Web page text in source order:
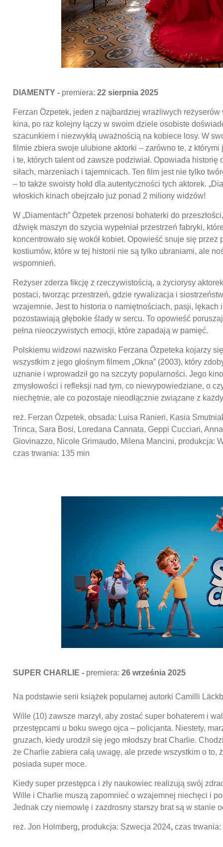
DIAMENTY - premiera: 22 sierpnia 2025
Ferzan Özpetek, jeden z najbardziej wrażliwych reżyserów
kina, po raz kolejny łączy w swoim dziele osobiste
szacunkiem i niezwykłą uważnością na kobiece losy. W
filmie zbiera swoje ulubione aktorki – zarówno te, z którymi
i te, których talent od zawsze podziwiał. Opowiada historię
siłach, marzeniach i tajemnicach. Ten film jest nie tylko
– to także swoisty hołd dla autentyczności tych aktorek.
włoskich kinach obejrzało już ponad 2 miliony widzów!
W „Diamentach” Özpetek przenosi bohaterki do
dźwięk maszyn do szycia wypełniał przestrzeń fabryki,
koncentrowało się wokół kobiet. Opowieść snuje się przez
kostiumów, które w tej historii nie są tylko ubraniami, ale
wspomnień.
Reżyser zderza fikcję z rzeczywistością, a życiorysy
postaci, tworząc przestrzeń, gdzie rywalizacja i
wzajemnie. Jest to historia o namiętnościach, pasji, lękach
pozostawiają głębokie ślady w sercu. To opowieść
pełna nieoczywistych emocji, które zapadają w pamięć.
Polskiemu widzowi nazwisko Ferzana Özpeteka kojarzy
wszystkim z jego głośnym filmem „Okna” (2003), który
uznanie i wprowadził go na szczyty popularności. Jego
zmysłowości i refleksji nad tym, co niewypowiedziane, o
niechętnie, ale co pozostaje nieodłącznie związane z
reż. Ferzan Özpetek, obsada: Luisa Ranieri, Kasia
Trinca, Sara Bosi, Loredana Cannata, Geppi Cucciari,
Giovinazzo, Nicole Grimaudo, Milena Mancini, produkcja:
czas trwania: 135 min
SUPER CHARLIE - premiera: 26 września 2025
Na podstawie serii książek popularnej autorki Camilli
Wille (10) zawsze marzył, aby zostać super bohaterem i
przestępcami u boku swego ojca – policjanta. Niestety,
gruzach, kiedy urodził się jego młodszy brat Charlie.
że Charlie zabiera całą uwagę, ale przede wszystkim o to,
posiada super moce.
Kiedy super przestępca i zły naukowiec realizują swój
Wille i Charlie muszą zapomnieć o wzajemnej niechęci i
Jednak czy niemowlę i zazdrosny starszy brat są w stanie
reż. Jon Holmberg, produkcja: Szwecja 2024, czas trwania: